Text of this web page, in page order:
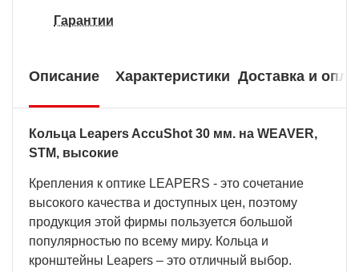
Гарантии
Описание Характеристики Доставка и
Кольца Leapers AccuShot 30 мм. на WEAVER,
STM, высокие
Крепления к оптике LEAPERS - это сочетание
высокого качества и доступных цен, поэтому
продукция этой фирмы пользуется большой
популярностью по всему миру. Кольца и
кронштейны Leapers – это отличный выбор.